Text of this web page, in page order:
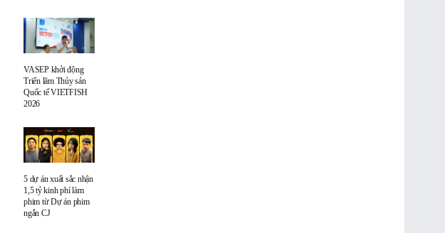
VASEP khởi động
Triển lãm Thủy sản
Quốc tế VIETFISH
2026
5 dự án xuất sắc nhận
1,5 tỷ kinh phí làm
phim từ Dự án phim
ngắn CJ